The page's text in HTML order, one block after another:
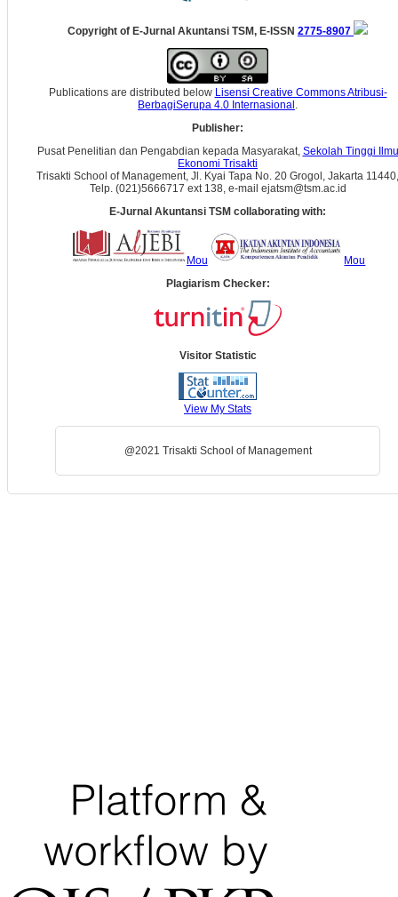
Copyright of E-Jurnal Akuntansi TSM, E-ISSN 2775-8907
Publications are distributed below Lisensi Creative Commons Atribusi-
BerbagiSerupa 4.0 Internasional .
Publisher:
Pusat Penelitian dan Pengabdian kepada Masyarakat, Sekolah Tinggi Ilmu
Ekonomi Trisakti
Trisakti School of Management, Jl. Kyai Tapa No. 20 Grogol, Jakarta 11440,
Telp. (021)5666717 ext 138, e-mail ejatsm@tsm.ac.id
E-Jurnal Akuntansi TSM collaborating with:
Mou
Mou
Plagiarism Checker:
Visitor Statistic
View My Stats
@2021 Trisakti School of Management